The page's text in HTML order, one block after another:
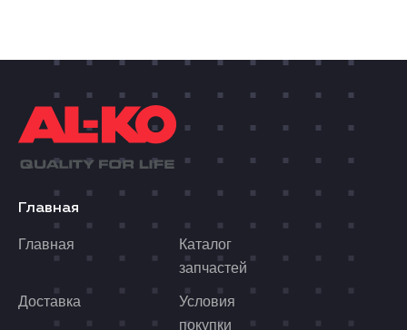
Главная
Главная
Каталог
запчастей
Доставка
Условия
покупки